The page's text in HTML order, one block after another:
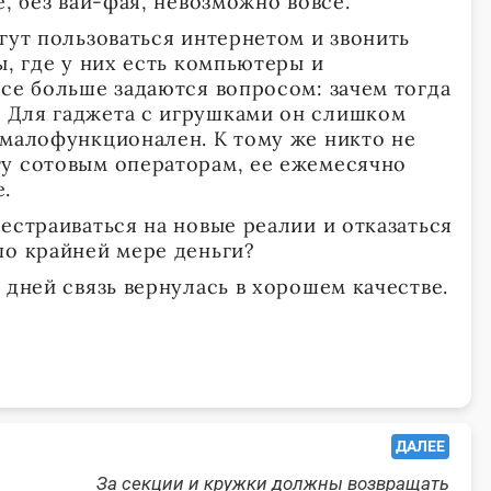
пользоваться интернетом и звонить
где у них есть компьютеры и
больше задаются вопросом: зачем тогда
гаджета с игрушками он слишком
К тому же никто не
сотовым операторам, ее ежемесячно
на новые реалии и отказаться
крайней мере деньги?
связь вернулась в хорошем качестве.
ДАЛЕЕ
За секции и кружки должны возвращать